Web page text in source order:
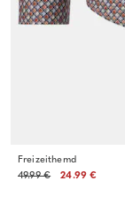
Freizeithemd
49.99 €
24.99 €